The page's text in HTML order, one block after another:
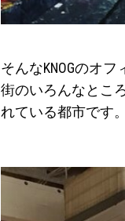
そんなKNOGのオ
街のいろんなとこ
れている都市です。